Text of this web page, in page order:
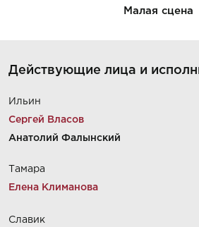
Малая сцена
Действующие лица и
Ильин
Сергей Власов
Анатолий Фалынский
Тамара
Елена Климанова
Славик